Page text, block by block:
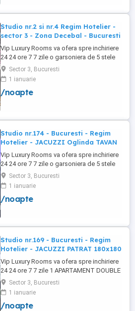
Studio nr.2 si nr.4 Regim Hotelier -
sector 3 - Zona Decebal - Bucuresti
Vip Luxury Rooms va ofera spre inchiriere
24 24 ore 7 7 zile o garsoniera de 5 stele
Luxoase cu un desing unic si deosebit in
Sector 3 Bucuresti . Garsoniera se alfa in
Complex Rezidential Nou . Monitorizare
Video in Complex ( de la Politia Locala
Sector 3, Bucuresti
1 ianuarie
/noapte
Studio nr.174 - Bucuresti - Regim
Hotelier - JACUZZI Oglinda TAVAN
Vip Luxury Rooms va ofera spre inchiriere
24 24 ore 7 7 zile o garsoniera de 5 stele
Luxoase cu un desing unic si deosebit in
Sector 3 Bucuresti . Garsoniera se alfa in
Complex Rezidential Nou . Acces Bariera
Monitorizare Video in Complex ( de la
Sector 3, Bucuresti
1 ianuarie
/noapte
Studio nr.169 - Bucuresti - Regim
Hotelier - JACUZZI PATRAT 180x180
Vip Luxury Rooms va ofera spre inchiriere
24 24 ore 7 7 zile 1 APARTAMENT DOUBLE
ROOMS de 5 stele Luxoasa cu un desing
unic si deosebit in Sector 3 Bucuresti .
APARTAMENTUL se alfa in Complex
Rezidential Nou . Acces Bariera
Sector 3, Bucuresti
1 ianuarie
/noapte